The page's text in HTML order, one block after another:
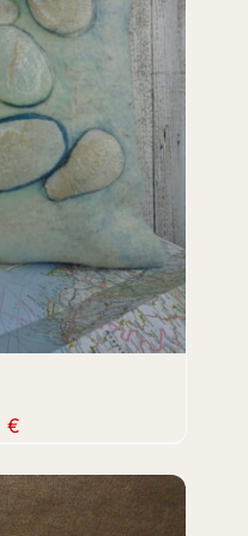
DETAILS
€